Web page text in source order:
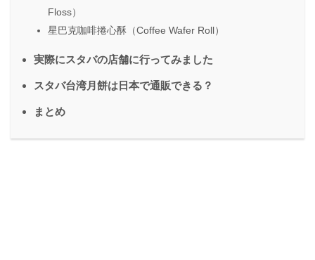
Floss）
星巴克咖啡捲心酥（Coffee Wafer Roll）
実際にスタバの店舗に行ってみました
スタバ台湾月餅は日本で通販できる？
まとめ